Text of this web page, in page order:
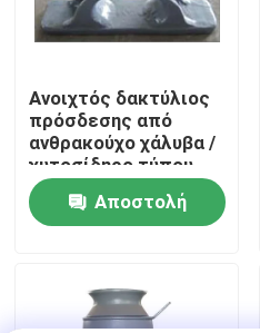
Ποιοτικός έλεγχος
επαφή
Ανοιχτός δακτύλιος
πρόσδεσης από
ανθρακούχο χάλυβα /
χυτοσίδηρο τύπου
Mooring Ballard για
πλωτήρα άγκυρας
Αποστολή